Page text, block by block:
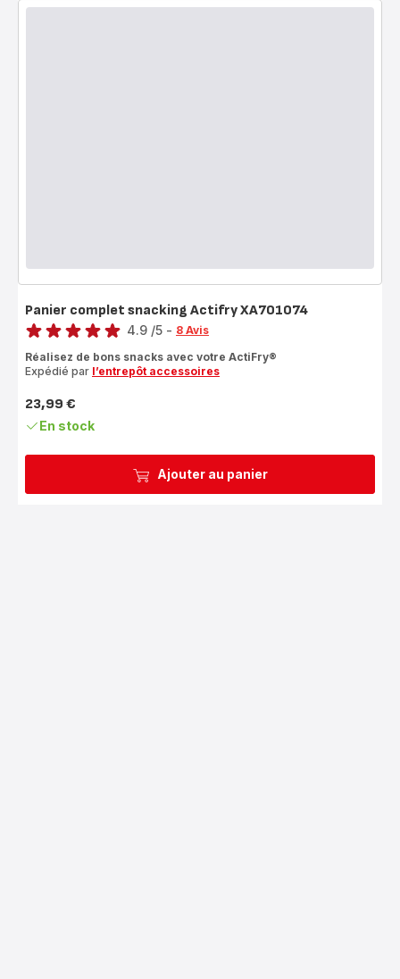
Ajouter au panier
Panier complet snacking Actifry XA701074
Note
4.9 /5 - 8 Avis
Réalisez de bons snacks avec votre ActiFry®
Expédié par l’entrepôt accessoires
Prix
23,99 €
En stock